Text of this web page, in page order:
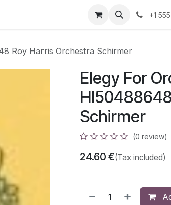
Appointment Contact us +1
Roy Harris Orchestra Schirmer
Elegy For
Schirmer
(0 review)
24.60 €(Tax included)